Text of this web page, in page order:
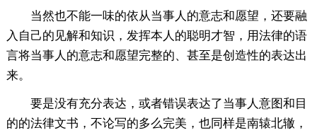
当然也不能一味的依从当事人的意志和愿望，还要融
入自己的见解和知识，发挥本人的聪明才智，用法律的语
言将当事人的意志和愿望完整的、甚至是创造性的表达出
来。
要是没有充分表达，或者错误表达了当事人意图和目
的的法律文书，不论写的多么完美，也同样是南辕北辙，